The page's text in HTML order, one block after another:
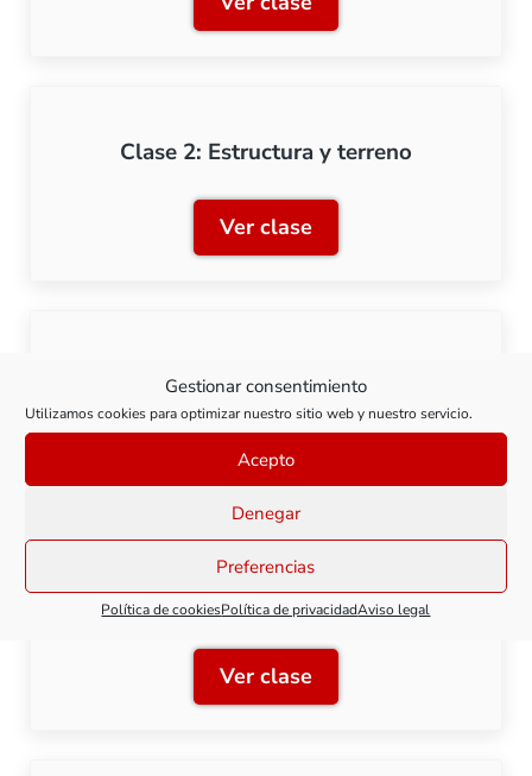
Gestionar consentimiento
Utilizamos cookies para optimizar nuestro sitio web y nuestro servicio.
Acepto
Denegar
Preferencias
Política de cookiesPolítica de privacidadAviso legal
Clase 1: Planteamiento y
Clase 2: Estructura y terreno
Ver claseClase 2: Estructura y
Clase 3: Plataforma de vía y entorno
Ver claseClase 3: Plataforma de
Clase 4: Creación del suelo
Ver claseClase 4: Creación del